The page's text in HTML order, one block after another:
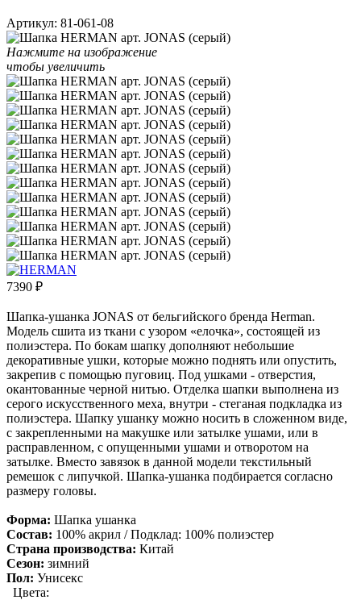
Артикул: 81-061-08
Нажмите на изображение
чтобы увеличить
7390 ₽
Шапка-ушанка JONAS от бельгийского бренда Herman.
Модель сшита из ткани с узором «елочка», состоящей из
полиэстера. По бокам шапку дополняют небольшие
декоративные ушки, которые можно поднять или опустить,
закрепив с помощью пуговиц. Под ушками - отверстия,
окантованные черной нитью. Отделка шапки выполнена из
серого искусственного меха, внутри - стеганая подкладка из
полиэстера. Шапку ушанку можно носить в сложенном виде,
с закрепленными на макушке или затылке ушами, или в
расправленном, с опущенными ушами и отворотом на
затылке. Вместо завязок в данной модели текстильный
ремешок с липучкой. Шапка-ушанка подбирается согласно
размеру головы.
Форма: Шапка ушанка
Состав: 100% акрил / Подклад: 100% полиэстер
Страна производства: Китай
Сезон: зимний
Пол: Унисекс
Цвета: